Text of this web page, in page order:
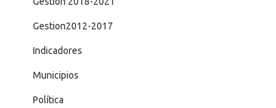
Gestion2012-2017
Indicadores
Municipios
Política